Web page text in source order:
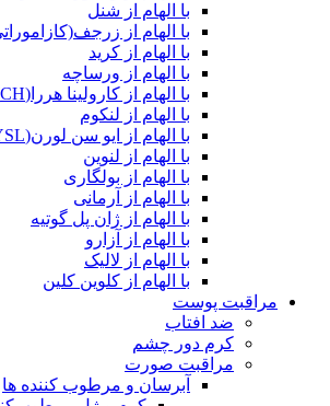
با الهام از شنل
با الهام از
با الهام از کرید
با الهام از ورساچه
با الهام از کارولینا هررا(CH)
با الهام از لنکوم
با الهام از ایو سن لورن(YSL)
با الهام از لنوین
با الهام از بولگاری
با الهام از آرمانی
با الهام از ژان پل گوتیه
با الهام از آزارو
با الهام از لالیک
با الهام از کلوین کلین
مراقبت پوست
ضد افتاب
کرم دور چشم
مراقبت صورت
آبرسان و مرطوب کننده ها